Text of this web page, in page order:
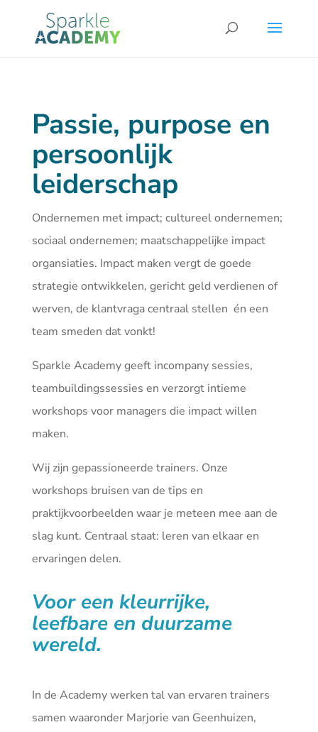
Passie, purpose en
persoonlijk
leiderschap
Ondernemen met impact; cultureel ondernemen;
sociaal ondernemen; maatschappelijke impact
organsiaties. Impact maken vergt de goede
strategie ontwikkelen, gericht geld verdienen of
werven, de klantvraga centraal stellen én een
team smeden dat vonkt!
Sparkle Academy geeft incompany sessies,
teambuildingssessies en verzorgt intieme
workshops voor managers die impact willen
maken.
Wij zijn gepassioneerde trainers. Onze
workshops bruisen van de tips en
praktijkvoorbeelden waar je meteen mee aan de
slag kunt. Centraal staat: leren van elkaar en
ervaringen delen.
Voor een kleurrijke,
leefbare en duurzame
wereld.
In de Academy werken tal van ervaren trainers
samen waaronder Marjorie van Geenhuizen,